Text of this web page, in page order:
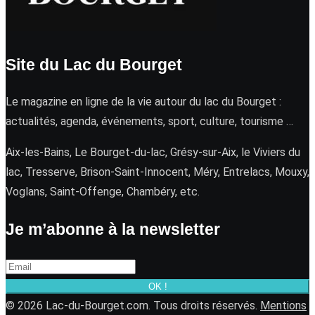
Site du Lac du Bourget
Le magazine en ligne de la vie autour du lac du Bourget :
actualités, agenda, événements, sport, culture, tourisme …
Aix-les-Bains, Le Bourget-du-lac, Grésy-sur-Aix, le Viviers du
lac, Tresserve, Brison-Saint-Innocent, Méry, Entrelacs, Mouxy,
Voglans, Saint-Offenge, Chambéry, etc.
Je m’abonne à la newsletter
OK !
© 2026 Lac-du-Bourget.com. Tous droits réservés. Mentions